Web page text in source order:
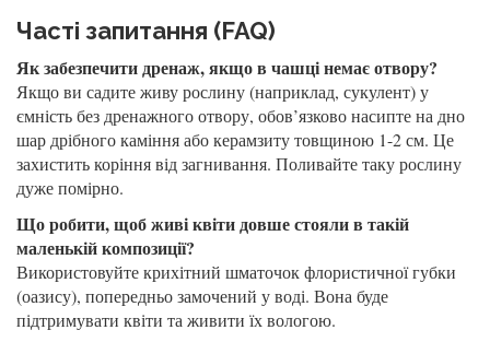
Часті запитання (FAQ)
Як забезпечити дренаж, якщо в чашці немає отвору?
Якщо ви садите живу рослину (наприклад, сукулент) у
ємність без дренажного отвору, обов’язково насипте на дно
шар дрібного каміння або керамзиту товщиною 1-2 см. Це
захистить коріння від загнивання. Поливайте таку рослину
дуже помірно.
Що робити, щоб живі квіти довше стояли в такій
маленькій композиції?
Використовуйте крихітний шматочок флористичної губки
(оазису), попередньо замочений у воді. Вона буде
підтримувати квіти та живити їх вологою.